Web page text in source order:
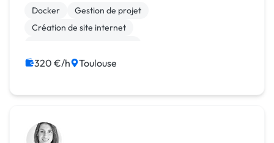
travail et vous vous retrouvez avec des bugs et un...
Docker
Gestion de projet
Création de site internet
320 €/h Toulouse